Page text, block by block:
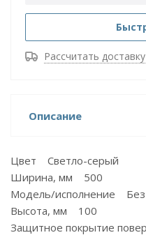
Рассчитать доставку
Описание
Цвет Светло-серый
Ширина, мм 500
Модель/исполнение Без
Высота, мм 100
Защитное покрытие